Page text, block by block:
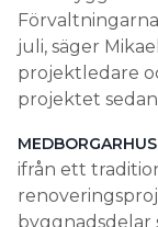
juli, säger
projektledare
projektet
ifrån ett
byggnadsdelar